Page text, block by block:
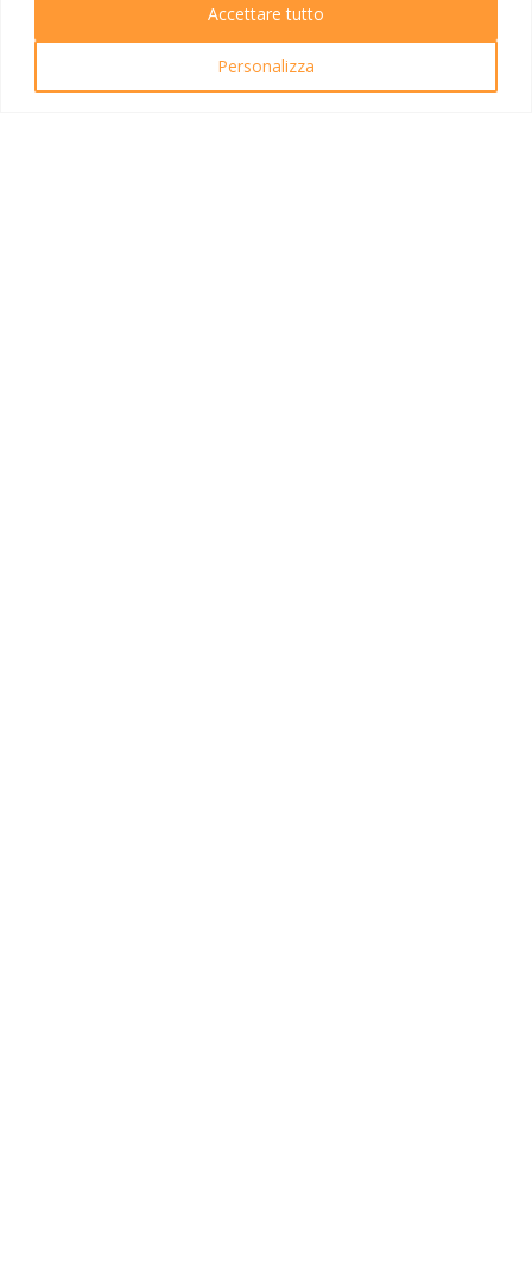
Personalizza
Accettare tutto
I NOSTRI PRODOTTI
Destinazioni